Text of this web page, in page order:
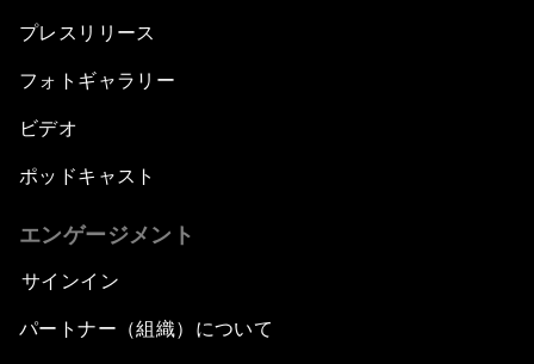
プレスリリース
フォトギャラリー
ビデオ
ポッドキャスト
エンゲージメント
サインイン
パートナー（組織）について